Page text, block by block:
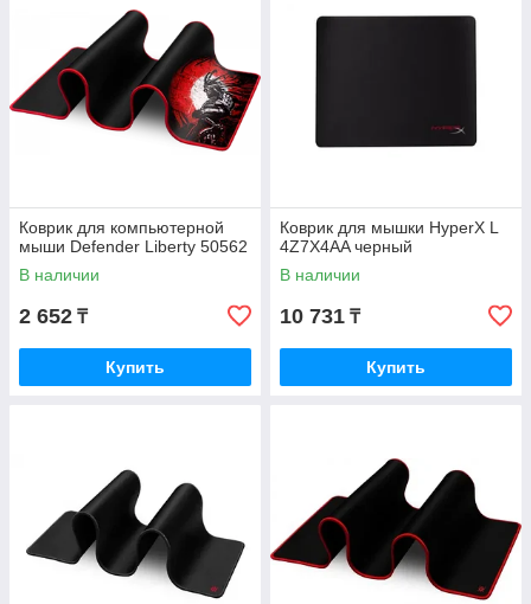
Коврик для компьютерной
мыши Defender Liberty 50562
В наличии
2 652 ₸
Купить
Коврик для мышки HyperX L
4Z7X4AA черный
В наличии
10 731 ₸
Купить